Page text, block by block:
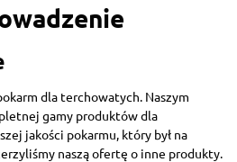
dla terchowatych. Naszym
gamy produktów dla
jakości pokarmu, który był na
naszą ofertę o inne produkty.